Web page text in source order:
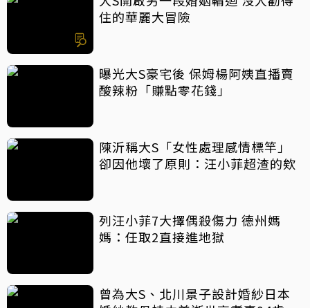
住的華麗大冒險
曝光大S豪宅後 保姆楊阿姨直播賣
酸辣粉「賺點零花錢」
陳沂稱大S「女性處理感情標竿」
卻因他壞了原則：汪小菲超渣的欸
列汪小菲7大擇偶殺傷力 德州媽
媽：任取2直接進地獄
曾為大S、北川景子設計婚紗日本